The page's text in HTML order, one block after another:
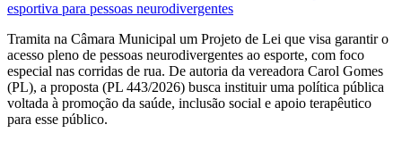
esportiva para pessoas neurodivergentes
Tramita na Câmara Municipal um Projeto de Lei que visa garantir o
acesso pleno de pessoas neurodivergentes ao esporte, com foco
especial nas corridas de rua. De autoria da vereadora Carol Gomes
(PL), a proposta (PL 443/2026) busca instituir uma política pública
voltada à promoção da saúde, inclusão social e apoio terapêutico
para esse público.